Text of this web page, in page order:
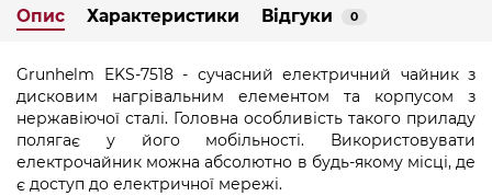
Опис Характеристики Відгуки 0
Grunhelm EKS-7518 - сучасний електричний чайник з
дисковим нагрівальним елементом та корпусом з
нержавіючої сталі. Головна особливість такого приладу
полягає у його мобільності. Використовувати
електрочайник можна абсолютно в будь-якому місці, де
є доступ до електричної мережі.